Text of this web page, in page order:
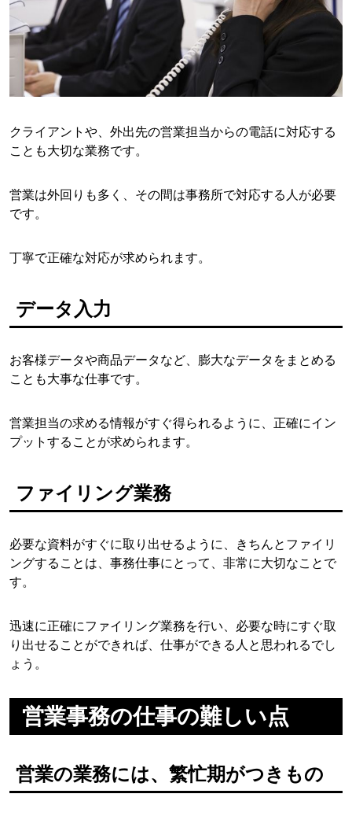
クライアントや、外出先の営業担当からの電話に対応する
ことも大切な業務です。
営業は外回りも多く、その間は事務所で対応する人が必要
です。
丁寧で正確な対応が求められます。
データ入力
お客様データや商品データなど、膨大なデータをまとめる
ことも大事な仕事です。
営業担当の求める情報がすぐ得られるように、正確にイン
プットすることが求められます。
ファイリング業務
必要な資料がすぐに取り出せるように、きちんとファイリ
ングすることは、事務仕事にとって、非常に大切なことで
す。
迅速に正確にファイリング業務を行い、必要な時にすぐ取
り出せることができれば、仕事ができる人と思われるでし
ょう。
営業事務の仕事の難しい点
営業の業務には、繁忙期がつきもの